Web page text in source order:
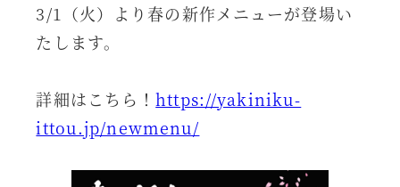
3/1（火）より春の新作メニューが登場い
たします。
詳細はこちら！https://yakiniku-
ittou.jp/newmenu/